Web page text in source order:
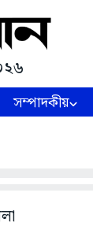
সম্পাদকীয়